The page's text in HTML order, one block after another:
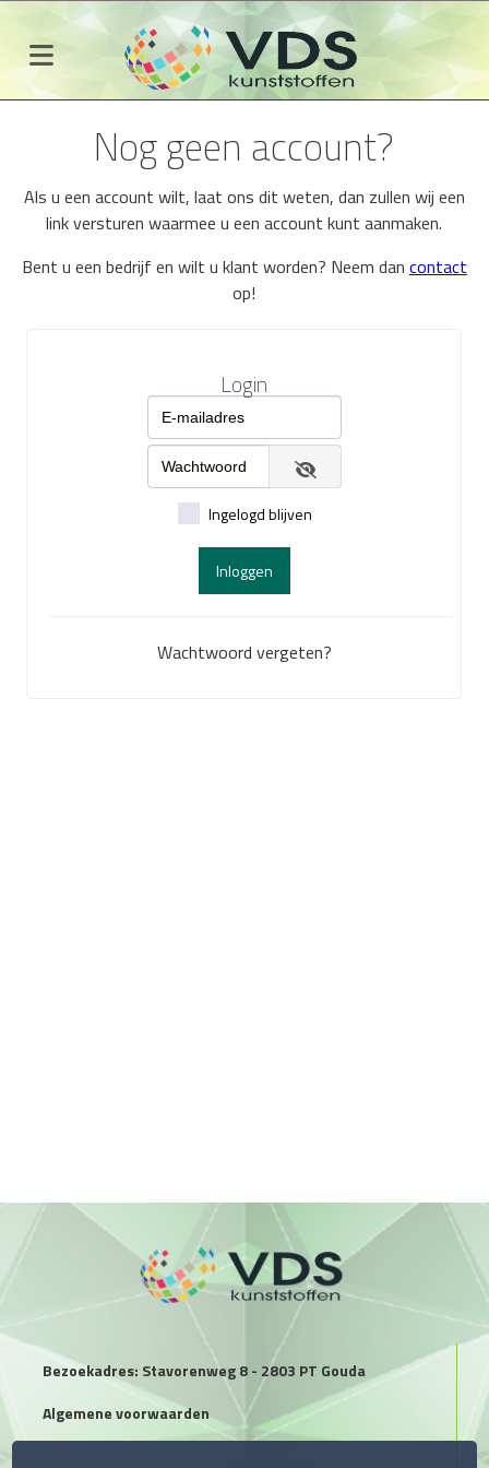
Nog geen account?
Als u een account wilt, laat ons dit weten, dan zullen wij een
link versturen waarmee u een account kunt aanmaken.
Bent u een bedrijf en wilt u klant worden? Neem dan contact
op!
Login
Ingelogd blijven
Inloggen
Wachtwoord vergeten?
Bezoekadres: Stavorenweg 8 - 2803 PT Gouda
Algemene voorwaarden